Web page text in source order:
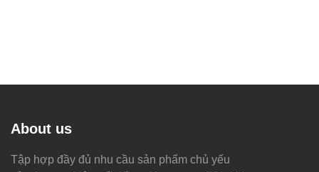
About us
Tập hợp đầy đủ nhu cầu sản phẩm chủ yếu